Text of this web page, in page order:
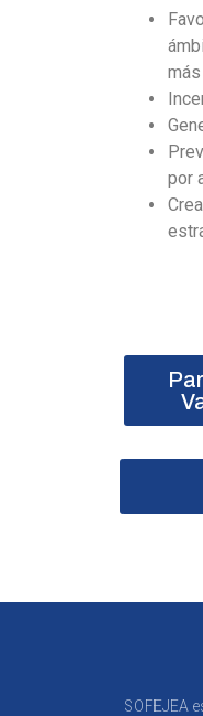
por
SOFEJEA